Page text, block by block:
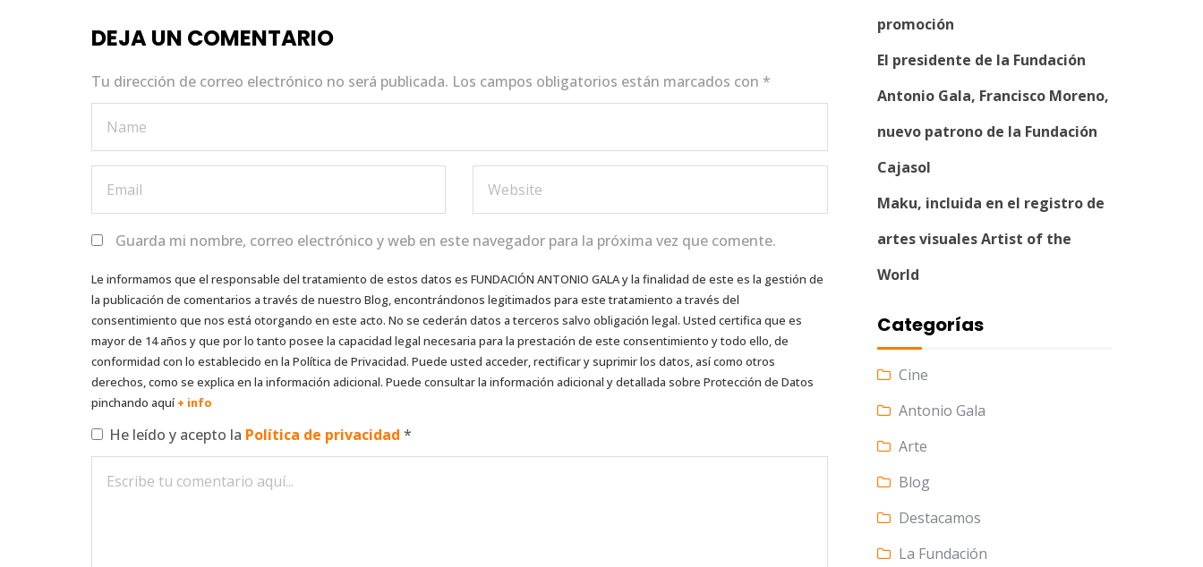
o
k
p
DEJA UN COMENTARIO
Tu dirección de correo electrónico no será publicada. Los campos obligatorios están marcados con *
Guarda mi nombre, correo electrónico y web en este navegador para la próxima vez que comente.
Le informamos que el responsable del tratamiento de estos datos es FUNDACIÓN ANTONIO GALA y la finalidad de este es la gestión de
la publicación de comentarios a través de nuestro Blog, encontrándonos legitimados para este tratamiento a través del
consentimiento que nos está otorgando en este acto. No se cederán datos a terceros salvo obligación legal. Usted certifica que es
mayor de 14 años y que por lo tanto posee la capacidad legal necesaria para la prestación de este consentimiento y todo ello, de
conformidad con lo establecido en la Política de Privacidad. Puede usted acceder, rectificar y suprimir los datos, así como otros
derechos, como se explica en la información adicional. Puede consultar la información adicional y detallada sobre Protección de Datos
pinchando aquí+ info
He leído y acepto la Política de privacidad *
promoción
El presidente de la Fundación
Antonio Gala, Francisco Moreno,
nuevo patrono de la Fundación
Cajasol
Maku, incluida en el registro de
artes visuales Artist of the
World
Categorías
Cine
Antonio Gala
Arte
Blog
Destacamos
La Fundación